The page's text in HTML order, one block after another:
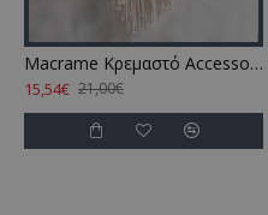
Macrame Κρεμαστό Accessories Amarosa Cotton Rythmos (35x45) 1Τεμ
15,54€ 21,00€